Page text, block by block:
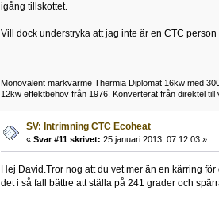
igång tillskottet.
Vill dock understryka att jag inte är en CTC
Monovalent markvärme Thermia Diplomat 16kw med
12kw effektbehov från 1976. Konverterat från direktel
SV: Intrimning CTC Ecoheat
« Svar #11 skrivet: 25 januari 2013, 07:12:03 »
Hej David.Tror nog att du vet mer än en kärring för
det i så fall bättre att ställa på 241 grader och